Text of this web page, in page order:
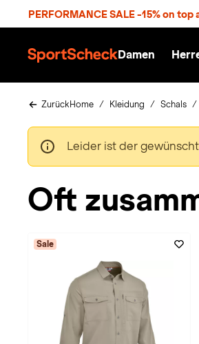
PERFORMANCE SALE -15% on top
S
e
Damen
ZurückHome Kleidung Schals
Leider ist der
Oft
Sale